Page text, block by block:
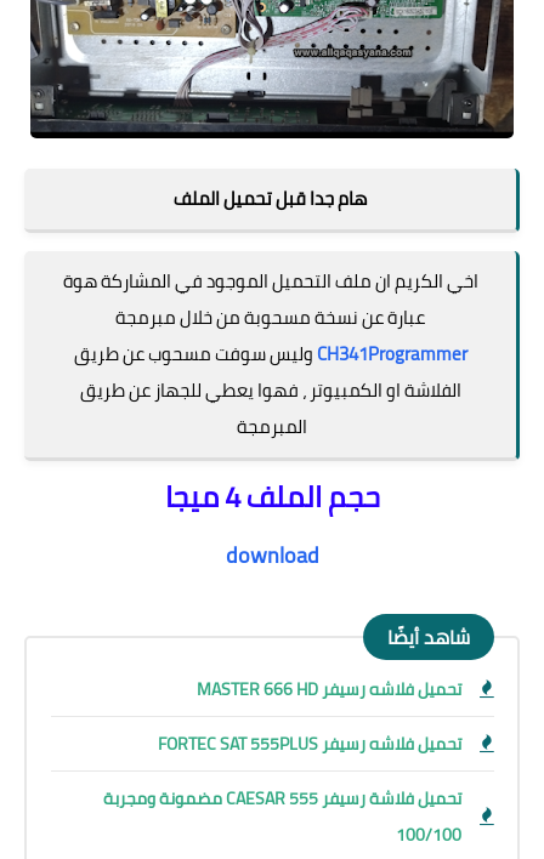
هام جدا قبل تحميل الملف
اخي الكريم ان ملف التحميل الموجود في المشاركة هوة
عبارة عن نسخة مسحوبة من خلال مبرمجة
CH341Programmerوليس سوفت مسحوب عن طريق
الفلاشة او الكمبيوتر ، فهوا يعطي للجهاز عن طريق
المبرمجة
حجم الملف 4 ميجا
download
شاهد أيضًا
تحميل فلاشه رسيفر MASTER 666 HD
تحميل فلاشه رسيفر FORTEC SAT 555PLUS
تحميل فلاشة رسيفر CAESAR 555 مضمونة ومجربة
100/100